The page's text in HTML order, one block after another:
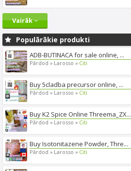
Vairāk
Populārākie produkti
ADB-BUTINACA for sale online, ...
Pārdod » Larosso » Citi
Buy 5cladba precursor online, ...
Pārdod » Larosso » Citi
Buy K2 Spice Online Threema_ZX...
Pārdod » Larosso » Citi
Buy Isotonitazene Powder, Thre...
Pārdod » Larosso » Citi